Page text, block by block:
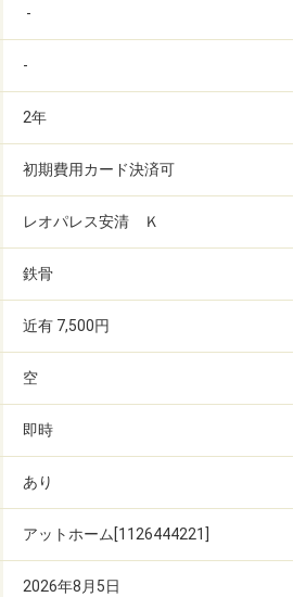
-
-
2年
初期費用カード決済可
レオパレス安清 Ｋ
鉄骨
近有 7,500円
空
即時
あり
アットホーム[1126444221]
2026年8月5日